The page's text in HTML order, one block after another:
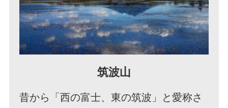
筑波山
昔から「西の富士、東の筑波」と愛称さ